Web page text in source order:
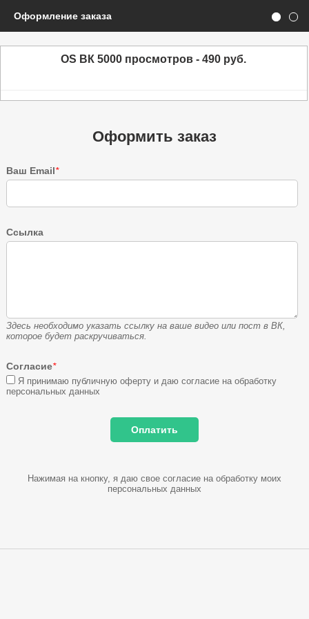
Оформление заказа
Оформить заказ
Ваш Email*
Ссылка
Здесь необходимо указать ссылку на ваше видео или пост в ВК,
которое будет раскручиваться.
Согласие*
Я принимаю публичную оферту и даю согласие на обработку
персональных данных
Нажимая на кнопку, я даю свое согласие на обработку моих
персональных данных
OS ВК 5000 просмотров - 490 руб.